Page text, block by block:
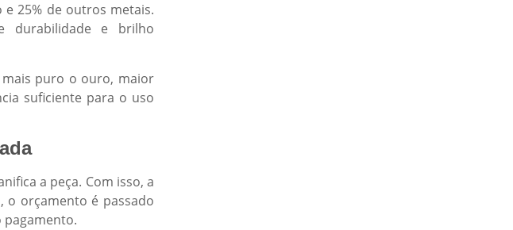
25% de outros metais.
durabilidade e brilho
puro o ouro, maior
suficiente para o uso
a peça. Com isso, a
o orçamento é passado
pagamento.